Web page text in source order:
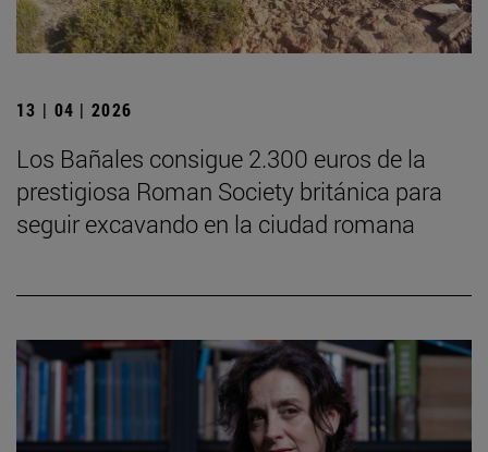
13 | 04 | 2026
Los Bañales consigue 2.300 euros de la
prestigiosa Roman Society británica para
seguir excavando en la ciudad romana